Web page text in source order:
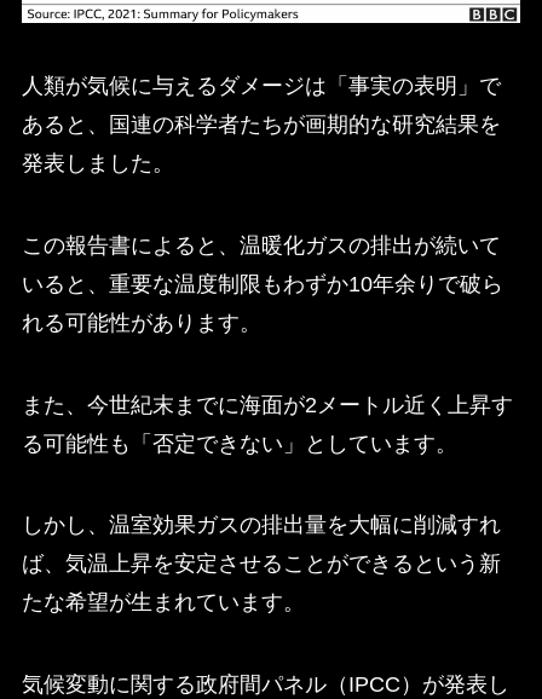
人類が気候に与えるダメージは「事実の表明」で
あると、国連の科学者たちが画期的な研究結果を
発表しました。
この報告書によると、温暖化ガスの排出が続いて
いると、重要な温度制限もわずか10年余りで破ら
れる可能性があります。
また、今世紀末までに海面が2メートル近く上昇す
る可能性も「否定できない」としています。
しかし、温室効果ガスの排出量を大幅に削減すれ
ば、気温上昇を安定させることができるという新
たな希望が生まれています。
気候変動に関する政府間パネル（IPCC）が発表し